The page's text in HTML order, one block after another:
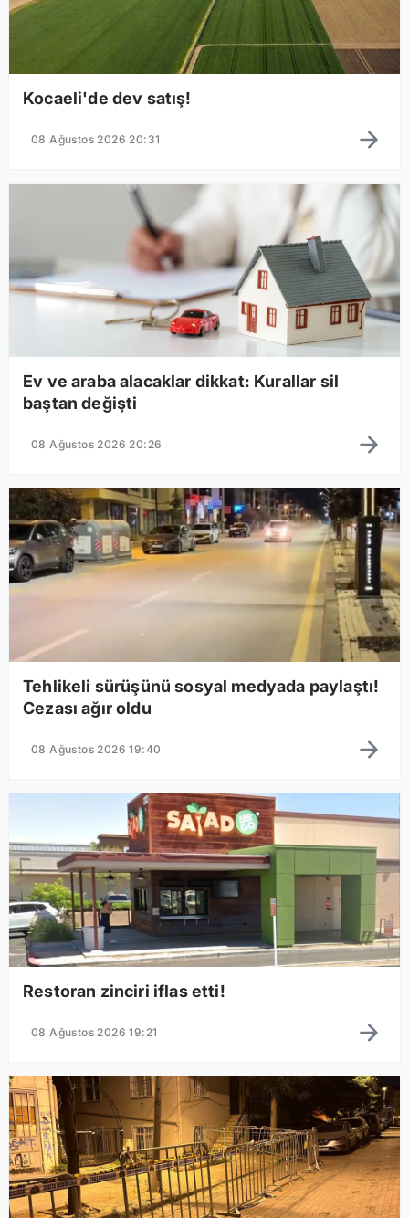
Kocaeli'de dev satış!
08 Ağustos 2026 20:31
Ev ve araba alacaklar dikkat: Kurallar sil
baştan değişti
08 Ağustos 2026 20:26
Tehlikeli sürüşünü sosyal medyada paylaştı!
Cezası ağır oldu
08 Ağustos 2026 19:40
Restoran zinciri iflas etti!
08 Ağustos 2026 19:21